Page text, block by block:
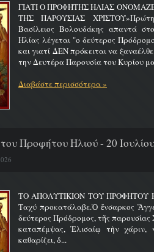
ΓΙΑΤΙ Ο ΠΡΟΦΗΤΗΣ ΗΛΙΑΣ
ΤΗΣ ΠΑΡΟΥΣΙΑΣ
Βασίλειος Βολουδάκης απαντά
Ηλίας λέγεται "ο δεύτερος
και γιατί ΔΕΝ πρόκειται να
την Δευτέρα Παρουσία του Κυρίου
Διαβάστε περισσότερα »
Προφήτου Ηλιού - 20 Ιουλίου
ΤΟ ΑΠΟΛΥΤΙΚΙΟΝ ΤΟΥ ΠΡΟΦΗΤΟΥ
Ταχύ προκατάλαβε.Ὁ ἔνσαρκος
δεύτερος Πρόδρομος, τῆς παρουσίας
καταπέμψας, Ἐλισαίῳ τὴν χάριν,
καθαρίζει, δ...